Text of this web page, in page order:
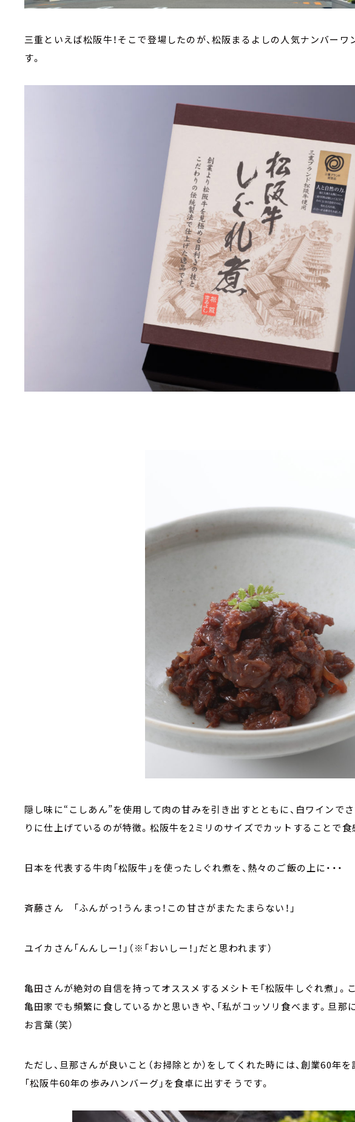
三重といえば松阪牛！そこで登場したのが、松阪まるよしの人気ナンバーワ
す。
隠し味に“こしあん”を使用して肉の甘みを引き出すとともに、白ワインで
りに仕上げているのが特徴。松阪牛を2ミリのサイズでカットすることで食
日本を代表する牛肉「松阪牛」を使ったしぐれ煮を、熱々のご飯の上に・・・
斉藤さん 「ふんがっ！うんまっ！この甘さがまたたまらない！」
ユイカさん「んんしー！」（※「おいしー！」だと思われます）
亀田さんが絶対の自信を持ってオススメするメシトモ「松阪牛しぐれ煮」。
亀田家でも頻繁に食しているかと思いきや、「私がコッソリ食べます。旦那
お言葉（笑）
ただし、旦那さんが良いこと（お掃除とか）をしてくれた時には、創業60年
「松阪牛60年の歩みハンバーグ」を食卓に出すそうです。